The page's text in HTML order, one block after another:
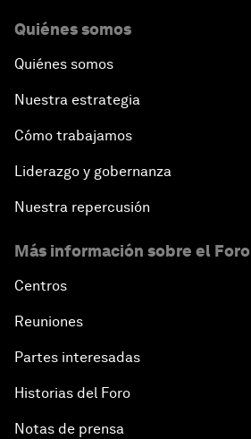
Quiénes somos
Quiénes somos
Nuestra estrategia
Cómo trabajamos
Liderazgo y gobernanza
Nuestra repercusión
Más información sobre el Foro
Centros
Reuniones
Partes interesadas
Historias del Foro
Notas de prensa